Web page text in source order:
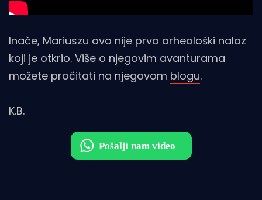
Inače, Mariuszu ovo nije prvo arheološki nalaz
koji je otkrio. Više o njegovim avanturama
možete pročitati na njegovom blogu.
K.B.